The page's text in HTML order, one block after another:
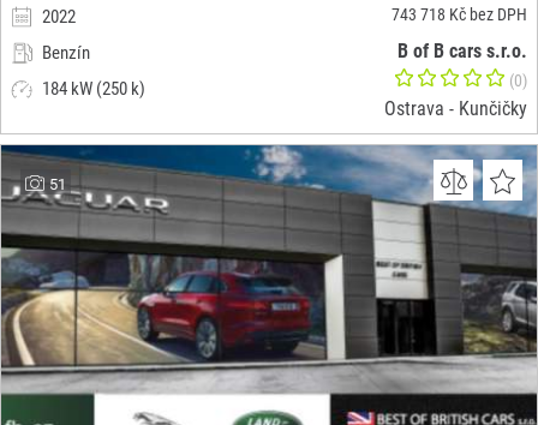
2022
Benzín
184 kW (250 k)
743 718 Kč bez DPH
B of B cars s.r.o.
(0)
Ostrava - Kunčičky
51